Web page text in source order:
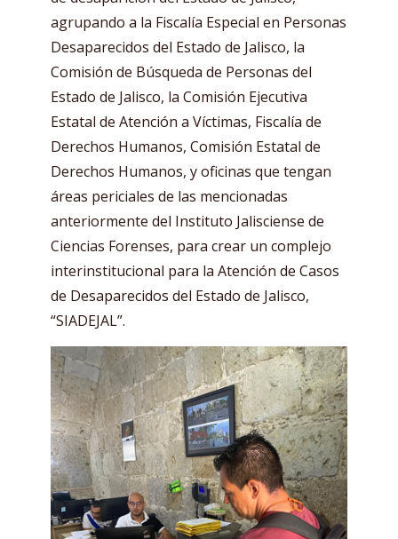
agrupando a la Fiscalía Especial en Personas
Desaparecidos del Estado de Jalisco, la
Comisión de Búsqueda de Personas del
Estado de Jalisco, la Comisión Ejecutiva
Estatal de Atención a Víctimas, Fiscalía de
Derechos Humanos, Comisión Estatal de
Derechos Humanos, y oficinas que tengan
áreas periciales de las mencionadas
anteriormente del Instituto Jalisciense de
Ciencias Forenses, para crear un complejo
interinstitucional para la Atención de Casos
de Desaparecidos del Estado de Jalisco,
“SIADEJAL”.